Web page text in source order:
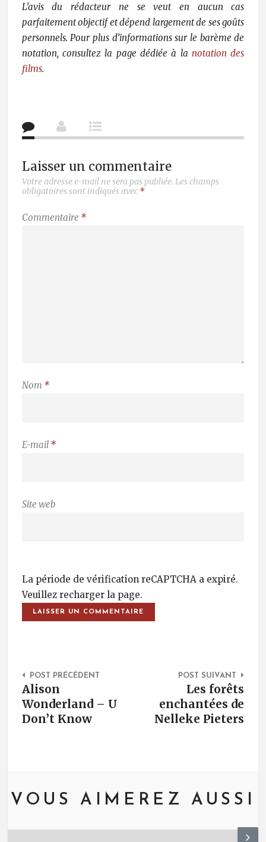
L’avis du rédacteur ne se veut en aucun cas
parfaitement objectif et dépend largement de ses goûts
personnels. Pour plus d’informations sur le barème de
notation, consultez la page dédiée à lanotation des
films.
Laisser un commentaire
Votre adresse e-mail ne sera pas publiée. Les champs
obligatoires sont indiqués avec *
Commentaire *
Nom *
E-mail *
Site web
La période de vérification reCAPTCHA a expiré.
Veuillez recharger la page.
Post Navigation
POST PRÉCÉDENT
Alison
Wonderland – U
Don’t Know
POST SUIVANT
Les forêts
enchantées de
Nelleke Pieters
VOUS AIMEREZ AUSSI